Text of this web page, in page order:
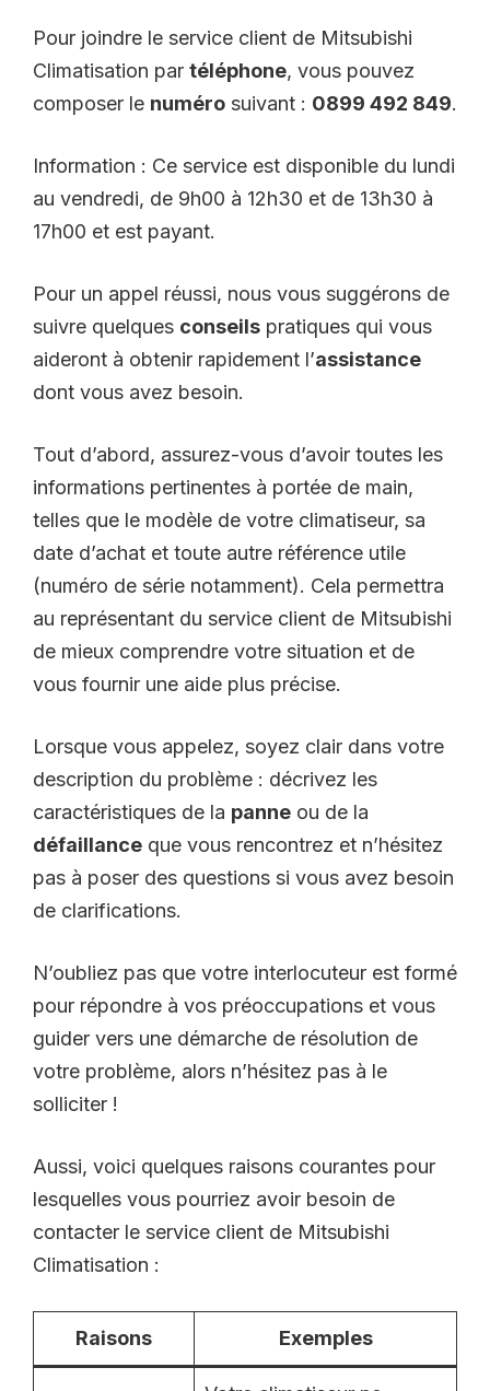
Pour joindre le service client de Mitsubishi
Climatisation par téléphone, vous pouvez
composer le numéro suivant : 0899 492 849.
Information : Ce service est disponible du lundi
au vendredi, de 9h00 à 12h30 et de 13h30 à
17h00 et est payant.
Pour un appel réussi, nous vous suggérons de
suivre quelques conseils pratiques qui vous
aideront à obtenir rapidement l’assistance
dont vous avez besoin.
Tout d’abord, assurez-vous d’avoir toutes les
informations pertinentes à portée de main,
telles que le modèle de votre climatiseur, sa
date d’achat et toute autre référence utile
(numéro de série notamment). Cela permettra
au représentant du service client de Mitsubishi
de mieux comprendre votre situation et de
vous fournir une aide plus précise.
Lorsque vous appelez, soyez clair dans votre
description du problème : décrivez les
caractéristiques de la panne ou de la
défaillance que vous rencontrez et n’hésitez
pas à poser des questions si vous avez besoin
de clarifications.
N’oubliez pas que votre interlocuteur est formé
pour répondre à vos préoccupations et vous
guider vers une démarche de résolution de
votre problème, alors n’hésitez pas à le
solliciter !
Aussi, voici quelques raisons courantes pour
lesquelles vous pourriez avoir besoin de
contacter le service client de Mitsubishi
Climatisation :
Raisons Exemples